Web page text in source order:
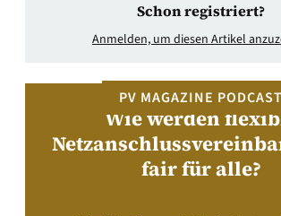
Schon registriert?
Anmelden, um diesen Artikel
PV MAGAZINE PODCAST
Wie werden
fair für alle?